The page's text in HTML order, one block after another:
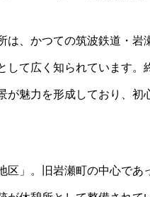
は、かつての筑波鉄道・岩
して広く知られています。
が魅力を形成しており、
区」。旧岩瀬町の中心であ